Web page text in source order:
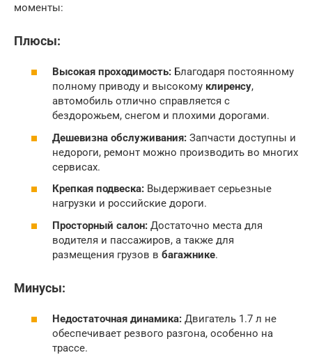
моменты:
Плюсы:
Высокая проходимость: Благодаря постоянному
полному приводу и высокому клиренсу,
автомобиль отлично справляется с
бездорожьем, снегом и плохими дорогами.
Дешевизна обслуживания: Запчасти доступны и
недороги, ремонт можно производить во многих
сервисах.
Крепкая подвеска: Выдерживает серьезные
нагрузки и российские дороги.
Просторный салон: Достаточно места для
водителя и пассажиров, а также для
размещения грузов в багажнике.
Минусы:
Недостаточная динамика: Двигатель 1.7 л не
обеспечивает резвого разгона, особенно на
трассе.